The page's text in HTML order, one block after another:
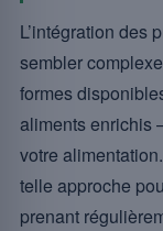
L’intégration des
sembler
formes
aliments enrichis
votre
telle approche
prenant